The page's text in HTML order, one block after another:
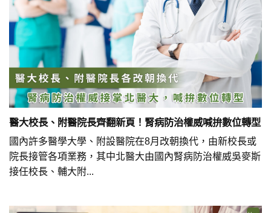
醫大校長、附醫院長齊翻新頁！腎病防治權威喊拚數位轉型
國內許多醫學大學、附設醫院在8月改朝換代，由新校長或
院長接管各項業務，其中北醫大由國內腎病防治權威吳麥斯
接任校長、輔大附...